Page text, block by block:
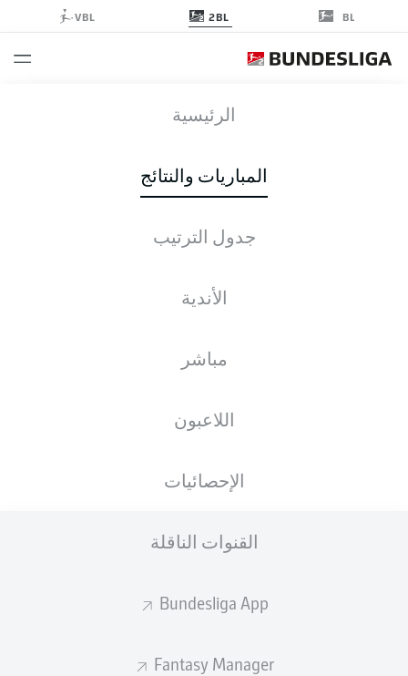
BL
2BL
VBL
الرئيسية
المباريات والنتائج
جدول الترتيب
الأندية
مباشر
اللاعبون
الإحصائيات
القنوات الناقلة
Bundesliga App
Fantasy Manager
الأخبار التشكيلات الإحصائيات
انطلاق المباراة.